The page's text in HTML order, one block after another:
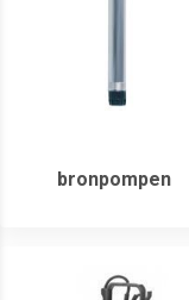
bronpompen